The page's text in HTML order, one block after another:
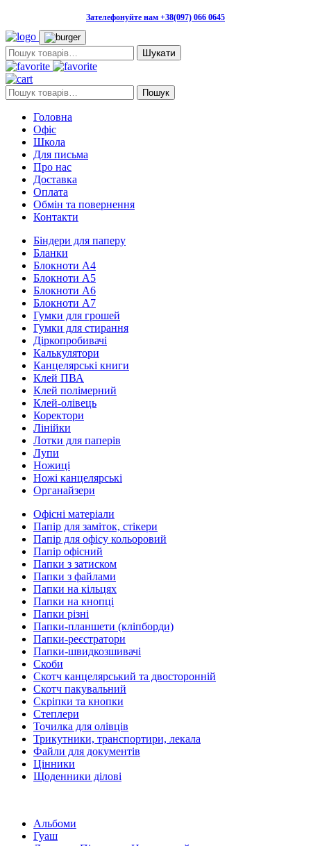
Зателефонуйте нам +38(097) 066 0645
Пошук:
Пошук: Пошук
Головна
Офіс
Школа
Для письма
Про нас
Доставка
Оплата
Обмін та повернення
Контакти
Біндери для паперу
Бланки
Блокноти А4
Блокноти А5
Блокноти А6
Блокноти А7
Гумки для грошей
Гумки для стирання
Діркопробивачі
Калькулятори
Канцелярські книги
Клей ПВА
Клей полімерний
Клей-олівець
Коректори
Лінійки
Лотки для паперів
Лупи
Ножиці
Ножі канцелярські
Органайзери
Офісні матеріали
Папір для заміток, стікери
Папір для офісу кольоровий
Папір офісний
Папки з затиском
Папки з файлами
Папки на кільцях
Папки на кнопці
Папки різні
Папки-планшети (кліпборди)
Папки-реєстратори
Папки-швидкозшивачі
Скоби
Скотч канцелярський та двосторонній
Скотч пакувальний
Скріпки та кнопки
Степлери
Точилка для олівців
Трикутники, транспортири, лекала
Файли для документів
Цінники
Щоденники ділові
Альбоми
Гуаш